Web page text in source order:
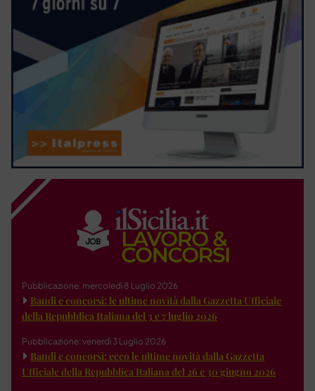
Pubblicazione: mercoledì 8 Luglio 2026
Bandi e concorsi: le ultime novità dalla Gazzetta Ufficiale
della Repubblica Italiana del 3 e 7 luglio 2026
Pubblicazione: venerdì 3 Luglio 2026
Bandi e concorsi: ecco le ultime novità dalla Gazzetta
Ufficiale della Repubblica Italiana del 26 e 30 giugno 2026